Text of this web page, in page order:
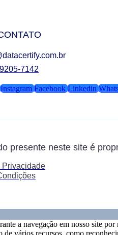
7142
Instagram Facebook Linkedin
presente neste site é
Privacidade
a navegação em nosso site
vários recursos, como